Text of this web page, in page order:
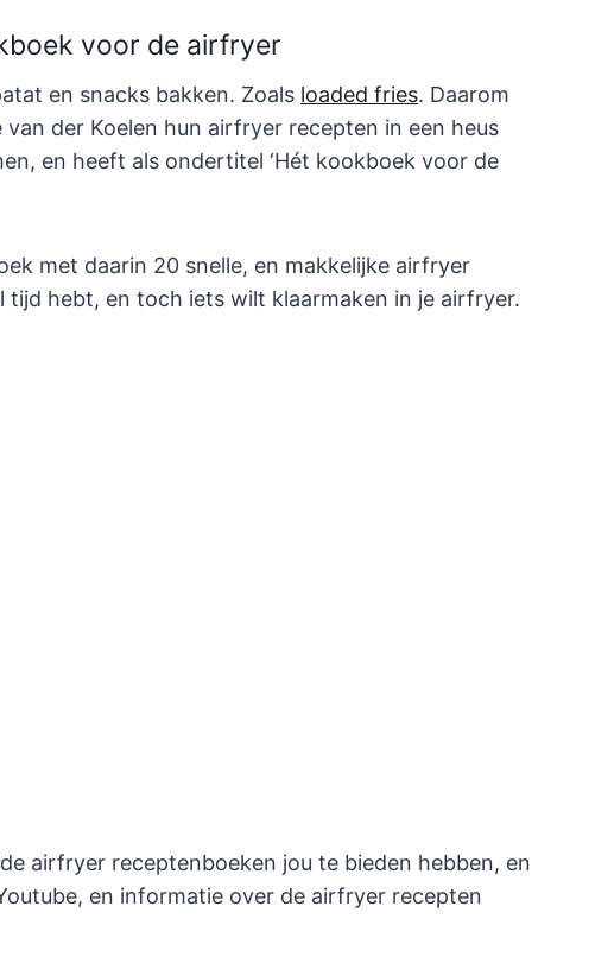
voor de airfryer
en snacks bakken. Zoals loaded fries. Daarom
der Koelen hun airfryer recepten in een heus
en heeft als ondertitel ‘Hét kookboek voor de
met daarin 20 snelle, en makkelijke airfryer
tijd hebt, en toch iets wilt klaarmaken in je airfryer.
airfryer receptenboeken jou te bieden hebben, en
en informatie over de airfryer recepten